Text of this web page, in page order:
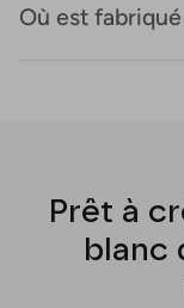
Où est
Prêt à
blanc